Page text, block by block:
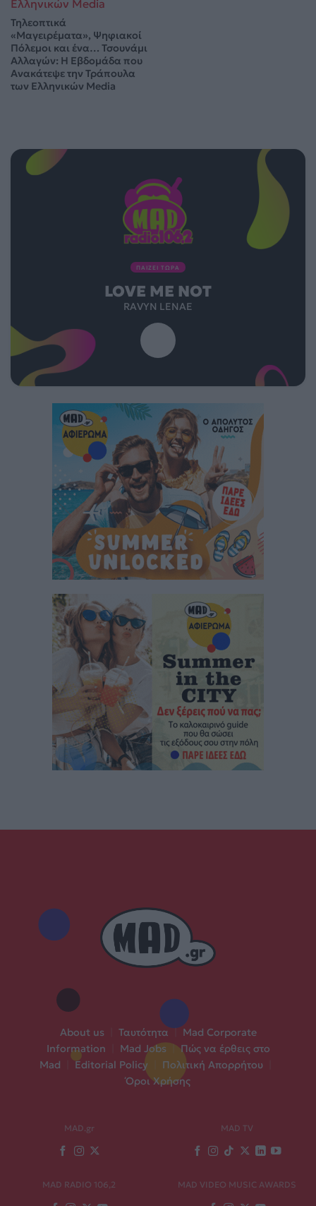
Τηλεοπτικά
«Μαγειρέματα», Ψηφιακοί
Πόλεμοι και ένα… Τσουνάμι
Αλλαγών: Η Εβδομάδα που
Ανακάτεψε την Τράπουλα
των Ελληνικών Media
ΠΑΙΖΕΙ ΤΩΡΑ
LOVE ME NOT
RAVYN LENAE
About us Ταυτότητα | Mad Corporate
Information
Mad Jobs | Πώς να έρθεις στο
Mad
Editorial Policy Πολιτική Απορρήτου
Όροι Χρήσης
MAD.gr MAD TV
MAD RADIO 106,2 MAD VIDEO MUSIC AWARDS